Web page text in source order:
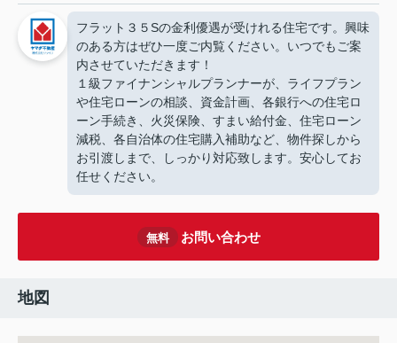
フラット３５Sの金利優遇が受けれる住宅です。興味
のある方はぜひ一度ご内覧ください。いつでもご案
内させていただきます！
１級ファイナンシャルプランナーが、ライフプラン
や住宅ローンの相談、資金計画、各銀行への住宅ロ
ーン手続き、火災保険、すまい給付金、住宅ローン
減税、各自治体の住宅購入補助など、物件探しから
お引渡しまで、しっかり対応致します。安心してお
任せください。
無料 お問い合わせ
地図